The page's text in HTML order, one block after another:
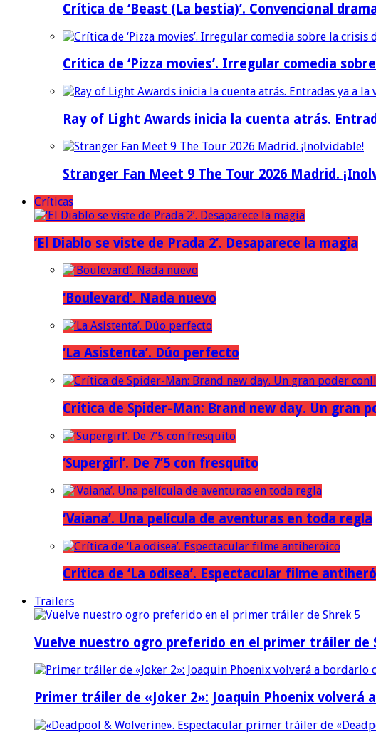
Crítica de ‘Beast (La bestia)’. Convencional
Crítica de ‘Pizza movies’. Irregular comedia
Ray of Light Awards inicia la cuenta atrás.
Stranger Fan Meet 9 The Tour 2026 Madrid.
Críticas
‘El Diablo se viste de Prada 2’. Desaparece la magia
‘Boulevard’. Nada nuevo
‘La Asistenta’. Dúo perfecto
Crítica de Spider-Man: Brand new day. Un gran
‘Supergirl’. De 7’5 con fresquito
‘Vaiana’. Una película de aventuras en toda regla
Crítica de ‘La odisea’. Espectacular filme
Trailers
Vuelve nuestro ogro preferido en el primer tráiler de
Primer tráiler de «Joker 2»: Joaquin Phoenix volverá